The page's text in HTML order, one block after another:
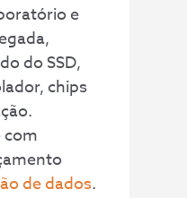
e
do SSD,
chips
com
de dados.